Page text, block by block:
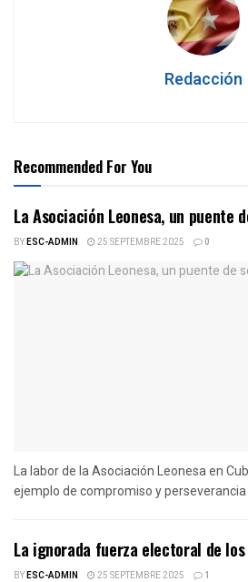
Redacción
Recommended For You
La Asociación Leonesa, un puente
BYESC-ADMIN 25 SEPTEMBRE 2025 0
La labor de la Asociación Leonesa en
ejemplo de compromiso y
La ignorada fuerza electoral de los
BYESC-ADMIN 25 SEPTEMBRE 2025 1